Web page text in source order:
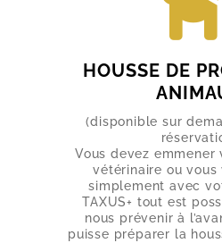
HOUSSE DE
(disponible sur
Vous devez emmener
vétérinaire ou vous
simplement avec
TAXUS+ tout est
nous prévenir à
puisse préparer la